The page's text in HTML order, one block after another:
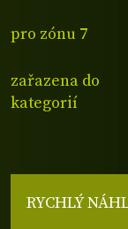
pro zónu 7
zařazena do
kategorií
RYCHLÝ